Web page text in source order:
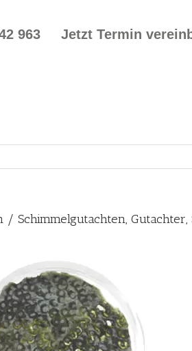
963 Jetzt Termin
Schimmelgutachten,